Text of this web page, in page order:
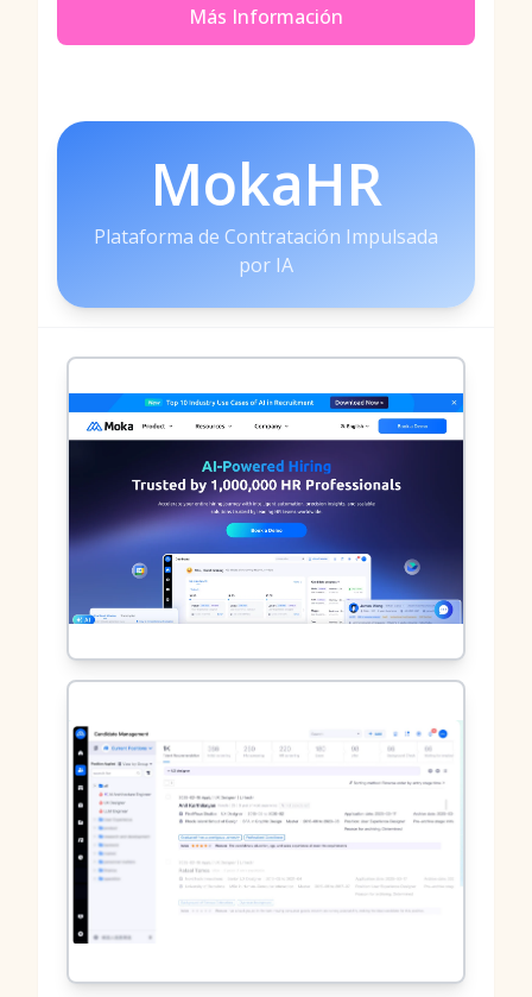
Más Información
MokaHR
Plataforma de Contratación Impulsada
por IA